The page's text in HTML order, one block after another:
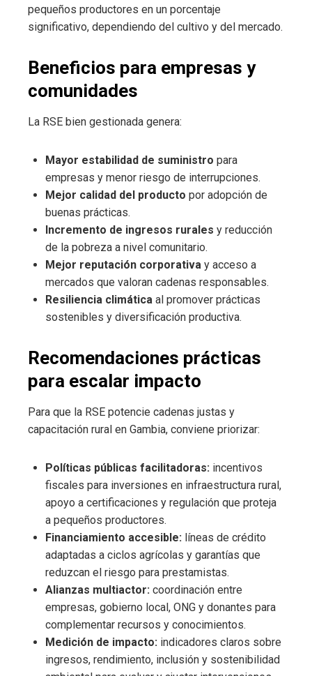
pequeños productores en un porcentaje
significativo, dependiendo del cultivo y del mercado.
Beneficios para empresas y
comunidades
La RSE bien gestionada genera:
Mayor estabilidad de suministro para
empresas y menor riesgo de interrupciones.
Mejor calidad del producto por adopción de
buenas prácticas.
Incremento de ingresos rurales y reducción
de la pobreza a nivel comunitario.
Mejor reputación corporativa y acceso a
mercados que valoran cadenas responsables.
Resiliencia climática al promover prácticas
sostenibles y diversificación productiva.
Recomendaciones prácticas
para escalar impacto
Para que la RSE potencie cadenas justas y
capacitación rural en Gambia, conviene priorizar:
Políticas públicas facilitadoras: incentivos
fiscales para inversiones en infraestructura rural,
apoyo a certificaciones y regulación que proteja
a pequeños productores.
Financiamiento accesible: líneas de crédito
adaptadas a ciclos agrícolas y garantías que
reduzcan el riesgo para prestamistas.
Alianzas multiactor: coordinación entre
empresas, gobierno local, ONG y donantes para
complementar recursos y conocimientos.
Medición de impacto: indicadores claros sobre
ingresos, rendimiento, inclusión y sostenibilidad